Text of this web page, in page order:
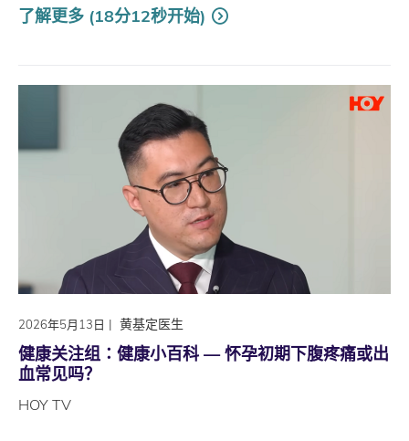
了解更多 (18分12秒开始)
2026年5月13日 | 黄基定医生
健康关注组∶健康小百科 — 怀孕初期下腹疼痛或出
血常见吗？
HOY TV